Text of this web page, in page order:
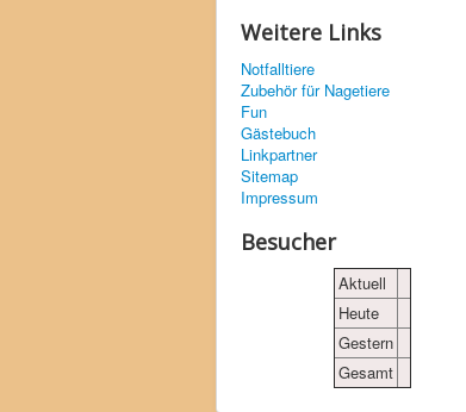
Weitere Links
Notfalltiere
Zubehör für Nagetiere
Fun
Gästebuch
Linkpartner
Sitemap
Impressum
Besucher
Aktuell
Heute
Gestern
Gesamt